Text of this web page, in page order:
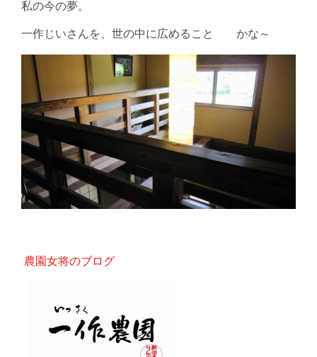
私の今の夢。
一作じいさんを、世の中に広めること かな～
農園女将のブログ